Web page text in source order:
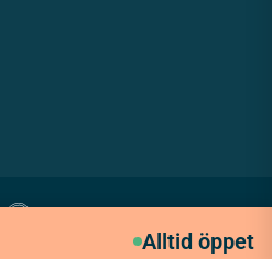
Alltid öppet